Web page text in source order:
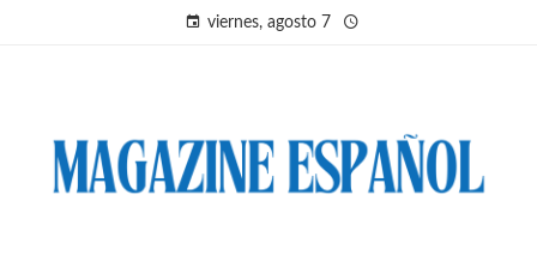
viernes, agosto 7